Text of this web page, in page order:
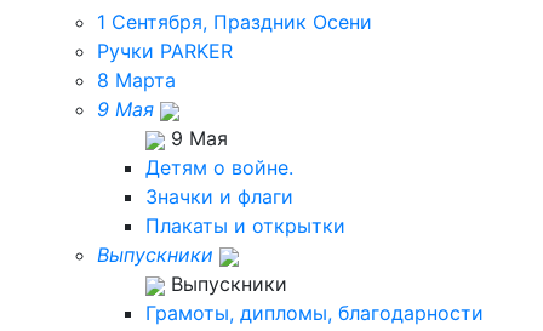
1 Сентября, Праздник Осени
Ручки PARKER
8 Марта
9 Мая
9 Мая
Детям о войне.
Значки и флаги
Плакаты и открытки
Выпускники
Выпускники
Грамоты, дипломы, благодарности